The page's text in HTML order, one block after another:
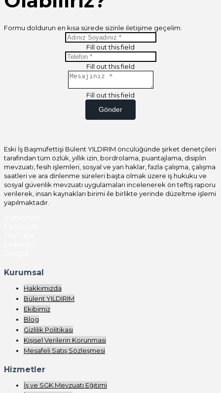
Formu doldurun en kısa sürede sizinle iletişime geçelim.
Fill out this field
Fill out this field
Fill out this field
Gönder
Eski İş Başmüfettişi Bülent YILDIRIM öncülüğünde şirket denetçileri
tarafından tüm özlük, yıllık izin, bordrolama, puantajlama, disiplin
mevzuatı, fesih işlemleri, sosyal ve yan haklar, fazla çalışma, çalışma
saatleri ve ara dinlenme süreleri başta olmak üzere iş hukuku ve
sosyal güvenlik mevzuatı uygulamaları incelenerek ön teftiş raporu
verilerek, insan kaynakları birimi ile birlikte yerinde düzeltme işlemi
yapılmaktadır.
Kurumsal
Hakkımızda
Bülent YILDIRIM
Ekibimiz
Blog
Gizlilik Politikası
Kişisel Verilerin Korunması
Mesafeli Satış Sözleşmesi
Hizmetler
İş ve SGK Mevzuatı Eğitimi